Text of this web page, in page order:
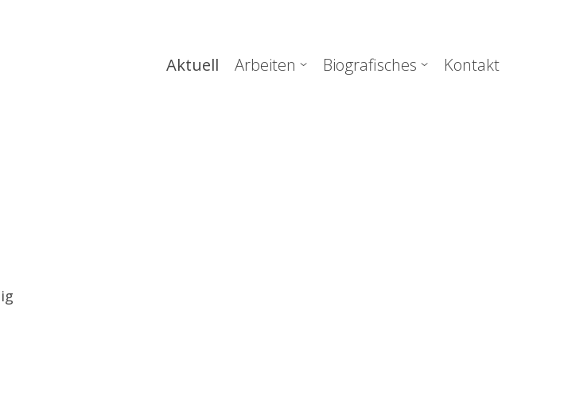
Hauptnavigation
Aktuell Arbeiten Biografisches Kontakt